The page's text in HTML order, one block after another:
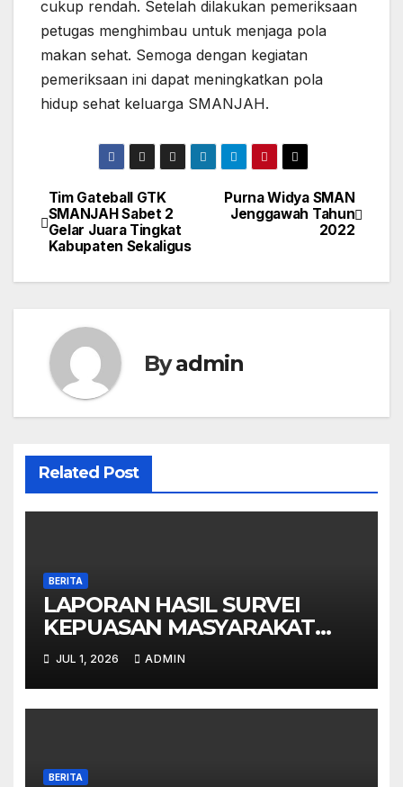
cukup rendah. Setelah dilakukan pemeriksaan
petugas menghimbau untuk menjaga pola
makan sehat. Semoga dengan kegiatan
pemeriksaan ini dapat meningkatkan pola
hidup sehat keluarga SMANJAH.
Navigasi
pos
Purna Widya SMAN
Jenggawah Tahun
2022
Tim Gateball GTK
SMANJAH Sabet 2
Gelar Juara Tingkat
Kabupaten Sekaligus
Byadmin
Related Post
BERITA
LAPORAN HASIL SURVEI
KEPUASAN MASYARAKAT
(IKM) SMAN JENGGAWAH –
SEMESTER I TAHUN 2026
JUL 1, 2026 ADMIN
BERITA